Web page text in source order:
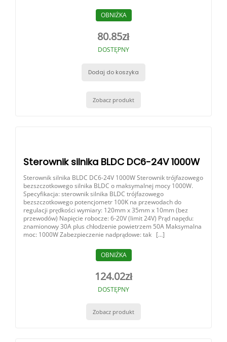
OBNIŻKA
80.85zł
DOSTĘPNY
Dodaj do koszyka
Zobacz produkt
Sterownik silnika BLDC DC6-24V 1000W
Sterownik silnika BLDC DC6-24V 1000W Sterownik trójfazowego
bezszczotkowego silnika BLDC o maksymalnej mocy 1000W.
Specyfikacja: sterownik silnika BLDC trójfazowego
bezszczotkowego potencjometr 100K na przewodach do
regulacji prędkości wymiary: 120mm x 35mm x 10mm (bez
przewodów) Napięcie robocze: 6-20V (limit 24V) Prąd napędu:
znamionowy 30A plus chłodzenie powietrzem 50A Maksymalna
moc: 1000W Zabezpieczenie nadprądowe: tak […]
OBNIŻKA
124.02zł
DOSTĘPNY
Zobacz produkt